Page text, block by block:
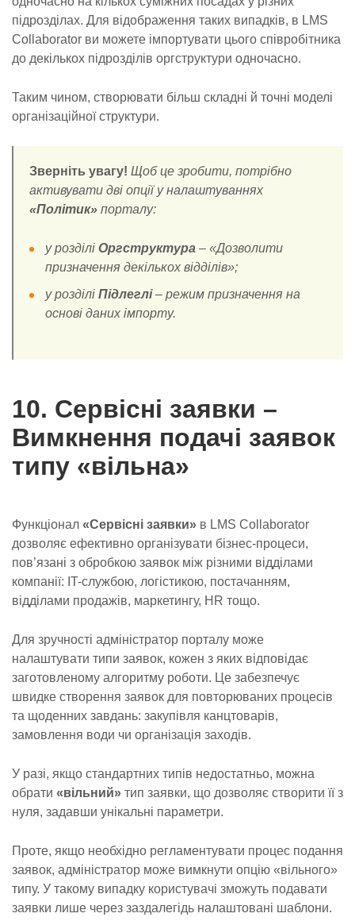
підрозділах. Для відображення таких випадків, в LMS
Collaborator ви можете імпортувати цього співробітника
до декількох підрозділів оргструктури одночасно.
Таким чином, створювати більш складні й точні моделі
організаційної структури.
Зверніть увагу! Щоб це зробити, потрібно
активувати дві опції у налаштуваннях
«Політик» порталу:
у розділі Оргструктура – «Дозволити
призначення декількох відділів»;
у розділі Підлеглі– режим призначення на
основі даних імпорту.
10. Сервісні заявки –
Вимкнення подачі заявок
типу «вільна»
Функціонал «Сервісні заявки» в LMS Collaborator
дозволяє ефективно організувати бізнес-процеси,
пов’язані з обробкою заявок між різними відділами
компанії: IT-службою, логістикою, постачанням,
відділами продажів, маркетингу, HR тощо.
Для зручності адміністратор порталу може
налаштувати типи заявок, кожен з яких відповідає
заготовленому алгоритму роботи. Це забезпечує
швидке створення заявок для повторюваних процесів
та щоденних завдань: закупівля канцтоварів,
замовлення води чи організація заходів.
У разі, якщо стандартних типів недостатньо, можна
обрати «вільний» тип заявки, що дозволяє створити її з
нуля, задавши унікальні параметри.
Проте, якщо необхідно регламентувати процес подання
заявок, адміністратор може вимкнути опцію «вільного»
типу. У такому випадку користувачі зможуть подавати
заявки лише через заздалегідь налаштовані шаблони.